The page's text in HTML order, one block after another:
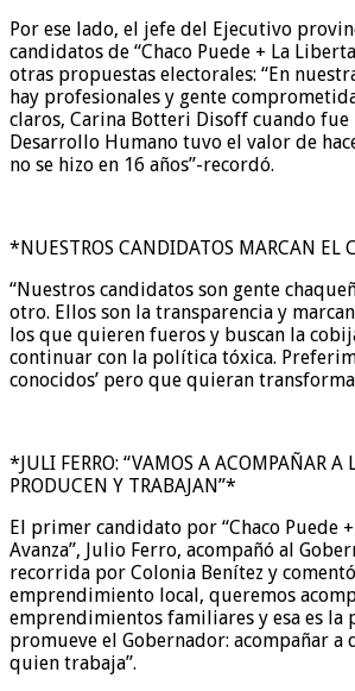
Por ese lado, el jefe del Ejecutivo
candidatos de “Chaco Puede + La
otras propuestas electorales: “En
hay profesionales y gente
claros, Carina Botteri Disoff cuando
Desarrollo Humano tuvo el valor de
no se hizo en 16 años”-recordó.
*NUESTROS CANDIDATOS MARCAN EL
“Nuestros candidatos son gente
otro. Ellos son la transparencia y
los que quieren fueros y buscan la
continuar con la política tóxica.
conocidos’ pero que quieran
*JULI FERRO: “VAMOS A ACOMPAÑAR A
PRODUCEN Y TRABAJAN”*
El primer candidato por “Chaco Puede
Avanza”, Julio Ferro, acompañó al
recorrida por Colonia Benítez y
emprendimiento local, queremos
emprendimientos familiares y esa es la
promueve el Gobernador: acompañar a
quien trabaja”.